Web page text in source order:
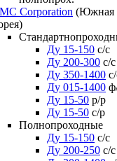
Corporation (Южная
Ду 15-150 с/с
Ду 200-300 с/с
Ду 350-1400
Ду 015-1400
Ду 15-50 р/р
Ду 15-50 с/р
Полнопроходные
Ду 15-150 с/с
Ду 200-250 с/с